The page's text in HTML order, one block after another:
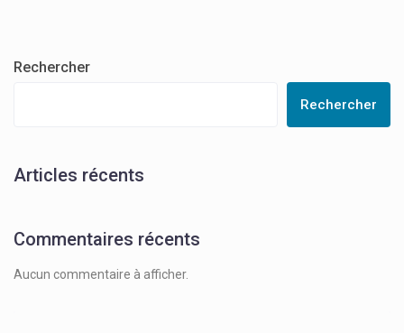
Rechercher
Rechercher
Articles récents
Commentaires récents
Aucun commentaire à afficher.